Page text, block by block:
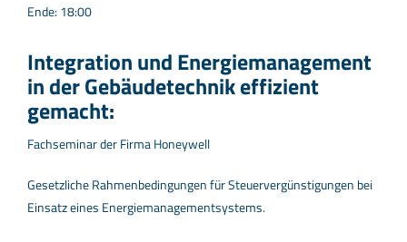
Ende: 18:00
Integration und Energiemanagement
in der Gebäudetechnik effizient
gemacht:
Fachseminar der Firma Honeywell
Gesetzliche Rahmenbedingungen für Steuervergünstigungen bei
Einsatz eines Energiemanagementsystems.